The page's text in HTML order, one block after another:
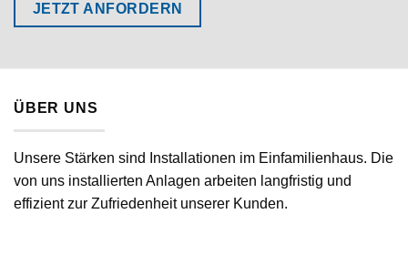
JETZT ANFORDERN
ÜBER UNS
Unsere Stärken sind Installationen im Einfamilienhaus. Die
von uns installierten Anlagen arbeiten langfristig und
effizient zur Zufriedenheit unserer Kunden.